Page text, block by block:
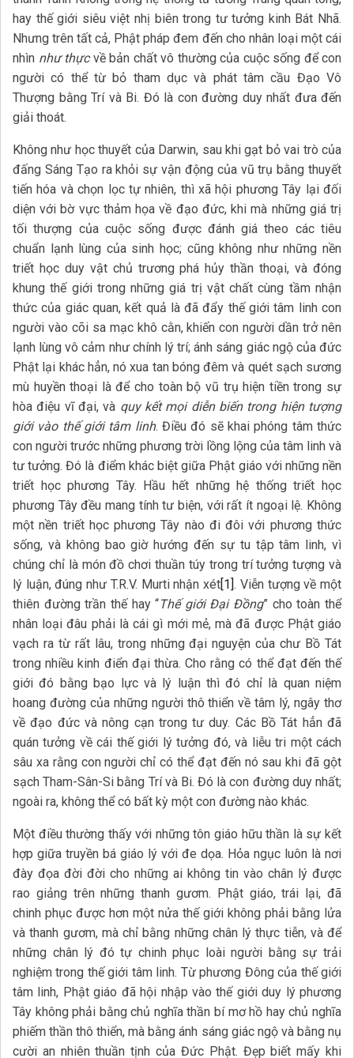
hay thế giới siêu việt nhị biên trong tư tưởng kinh Bát Nhã.
Nhưng trên tất cả, Phật pháp đem đến cho nhân loại một cái
nhìn như thựcvề bản chất vô thường của cuộc sống để con
người có thể từ bỏ tham dục và phát tâm cầu Đạo Vô
Thượng bằng Trí và Bi. Đó là con đường duy nhất đưa đến
giải thoát.
Không như học thuyết của Darwin, sau khi gạt bỏ vai trò của
đấng Sáng Tạo ra khỏi sự vận động của vũ trụ bằng thuyết
tiến hóa và chọn lọc tự nhiên, thì xã hội phương Tây lại đối
diện với bờ vực thảm họa về đạo đức, khi mà những giá trị
tối thượng của cuộc sống được đánh giá theo các tiêu
chuẩn lạnh lùng của sinh học; cũng không như những nền
triết học duy vật chủ trương phá hủy thần thoại, và đóng
khung thế giới trong những giá trị vật chất cùng tầm nhận
thức của giác quan, kết quả là đã đẩy thế giới tâm linh con
người vào cõi sa mạc khô cằn, khiến con người dần trở nên
lạnh lùng vô cảm như chính lý trí; ánh sáng giác ngộ của đức
Phật lại khác hẳn, nó xua tan bóng đêm và quét sạch sương
mù huyền thoại là để cho toàn bộ vũ trụ hiện tiền trong sự
hòa điệu vĩ đại, và quy kết mọi diễn biến trong hiện tượng
giới vào thế giới tâm linh. Điều đó sẽ khai phóng tâm thức
con người trước những phương trời lồng lộng của tâm linh và
tư tưởng. Đó là điểm khác biệt giữa Phật giáo với những nền
triết học phương Tây. Hầu hết những hệ thống triết học
phương Tây đều mang tính tư biện, với rất ít ngoại lệ. Không
một nền triết học phương Tây nào đi đôi với phương thức
sống, và không bao giờ hướng đến sự tu tập tâm linh, vì
chúng chỉ là món đồ chơi thuần túy trong trí tưởng tượng và
lý luận, đúng như T.R.V. Murti nhận xét[1]. Viễn tượng về một
thiên đường trần thế hay “Thế giới Đại Đồng” cho toàn thể
nhân loại đâu phải là cái gì mới mẻ, mà đã được Phật giáo
vạch ra từ rất lâu, trong những đại nguyện của chư Bồ Tát
trong nhiều kinh điển đại thừa. Cho rằng có thể đạt đến thế
giới đó bằng bạo lực và lý luận thì đó chỉ là quan niệm
hoang đường của những người thô thiển về tâm lý, ngây thơ
về đạo đức và nông cạn trong tư duy. Các Bồ Tát hẳn đã
quán tưởng về cái thế giới lý tưởng đó, và liễu tri một cách
sâu xa rằng con người chỉ có thể đạt đến nó sau khi đã gột
sạch Tham-Sân-Si bằng Trí và Bi. Đó là con đường duy nhất;
ngoài ra, không thể có bất kỳ một con đường nào khác.
Một điều thường thấy với những tôn giáo hữu thần là sự kết
hợp giữa truyền bá giáo lý với đe dọa. Hỏa ngục luôn là nơi
đày đọa đời đời cho những ai không tin vào chân lý được
rao giảng trên những thanh gươm. Phật giáo, trái lại, đã
chinh phục được hơn một nửa thế giới không phải bằng lửa
và thanh gươm, mà chỉ bằng những chân lý thực tiễn, và để
những chân lý đó tự chinh phục loài người bằng sự trải
nghiệm trong thế giới tâm linh. Từ phương Đông của thế giới
tâm linh, Phật giáo đã hội nhập vào thế giới duy lý phương
Tây không phải bằng chủ nghĩa thần bí mơ hồ hay chủ nghĩa
phiếm thần thô thiển, mà bằng ánh sáng giác ngộ và bằng nụ
cười an nhiên thuần tịnh của Đức Phật. Đẹp biết mấy khi